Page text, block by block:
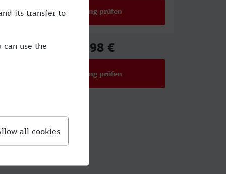
Verbindung prüfen
67,98 €
Verbindung prüfen